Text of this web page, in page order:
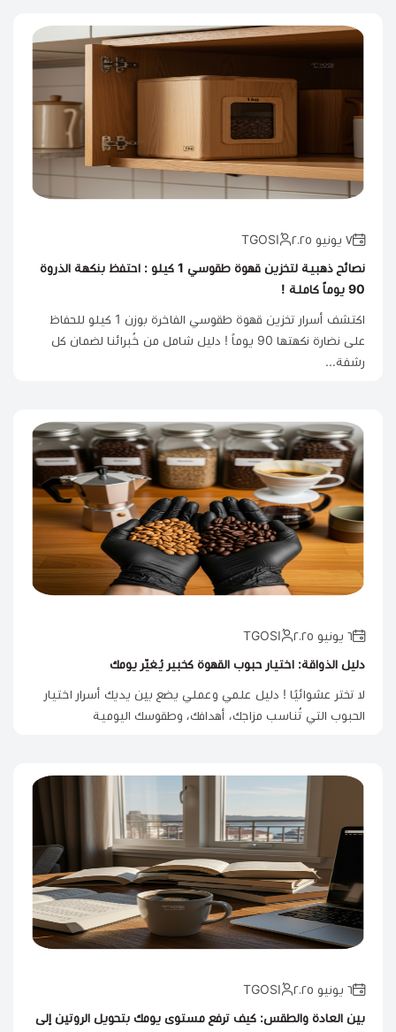
٧ يونيو ٢٠٢٥
نصائح ذهبية لتخزين قهوة طقوسي 1 كيلو : احتفظ بنكهة الذروة
90 يوماً كاملة !
اكتشف أسرار تخزين قهوة طقوسي الفاخرة بوزن 1 كيلو للحفاظ
على نضارة نكهتها 90 يوماً ! دليل شامل من خُبرائنا لضمان كل
رشفة...
٦ يونيو ٢٠٢٥
دليل الذواقة: اختيار حبوب القهوة كخبير يُغيّر يومك
لا تختر عشوائيًا ! دليل علمي وعملي يضع بين يديك أسرار اختيار
الحبوب التي تُناسب مزاجك، أهدافك، وطقوسك اليومية
٦ يونيو ٢٠٢٥
بين العادة والطقس: كيف ترفع مستوى يومك بتحويل الروتين إلى